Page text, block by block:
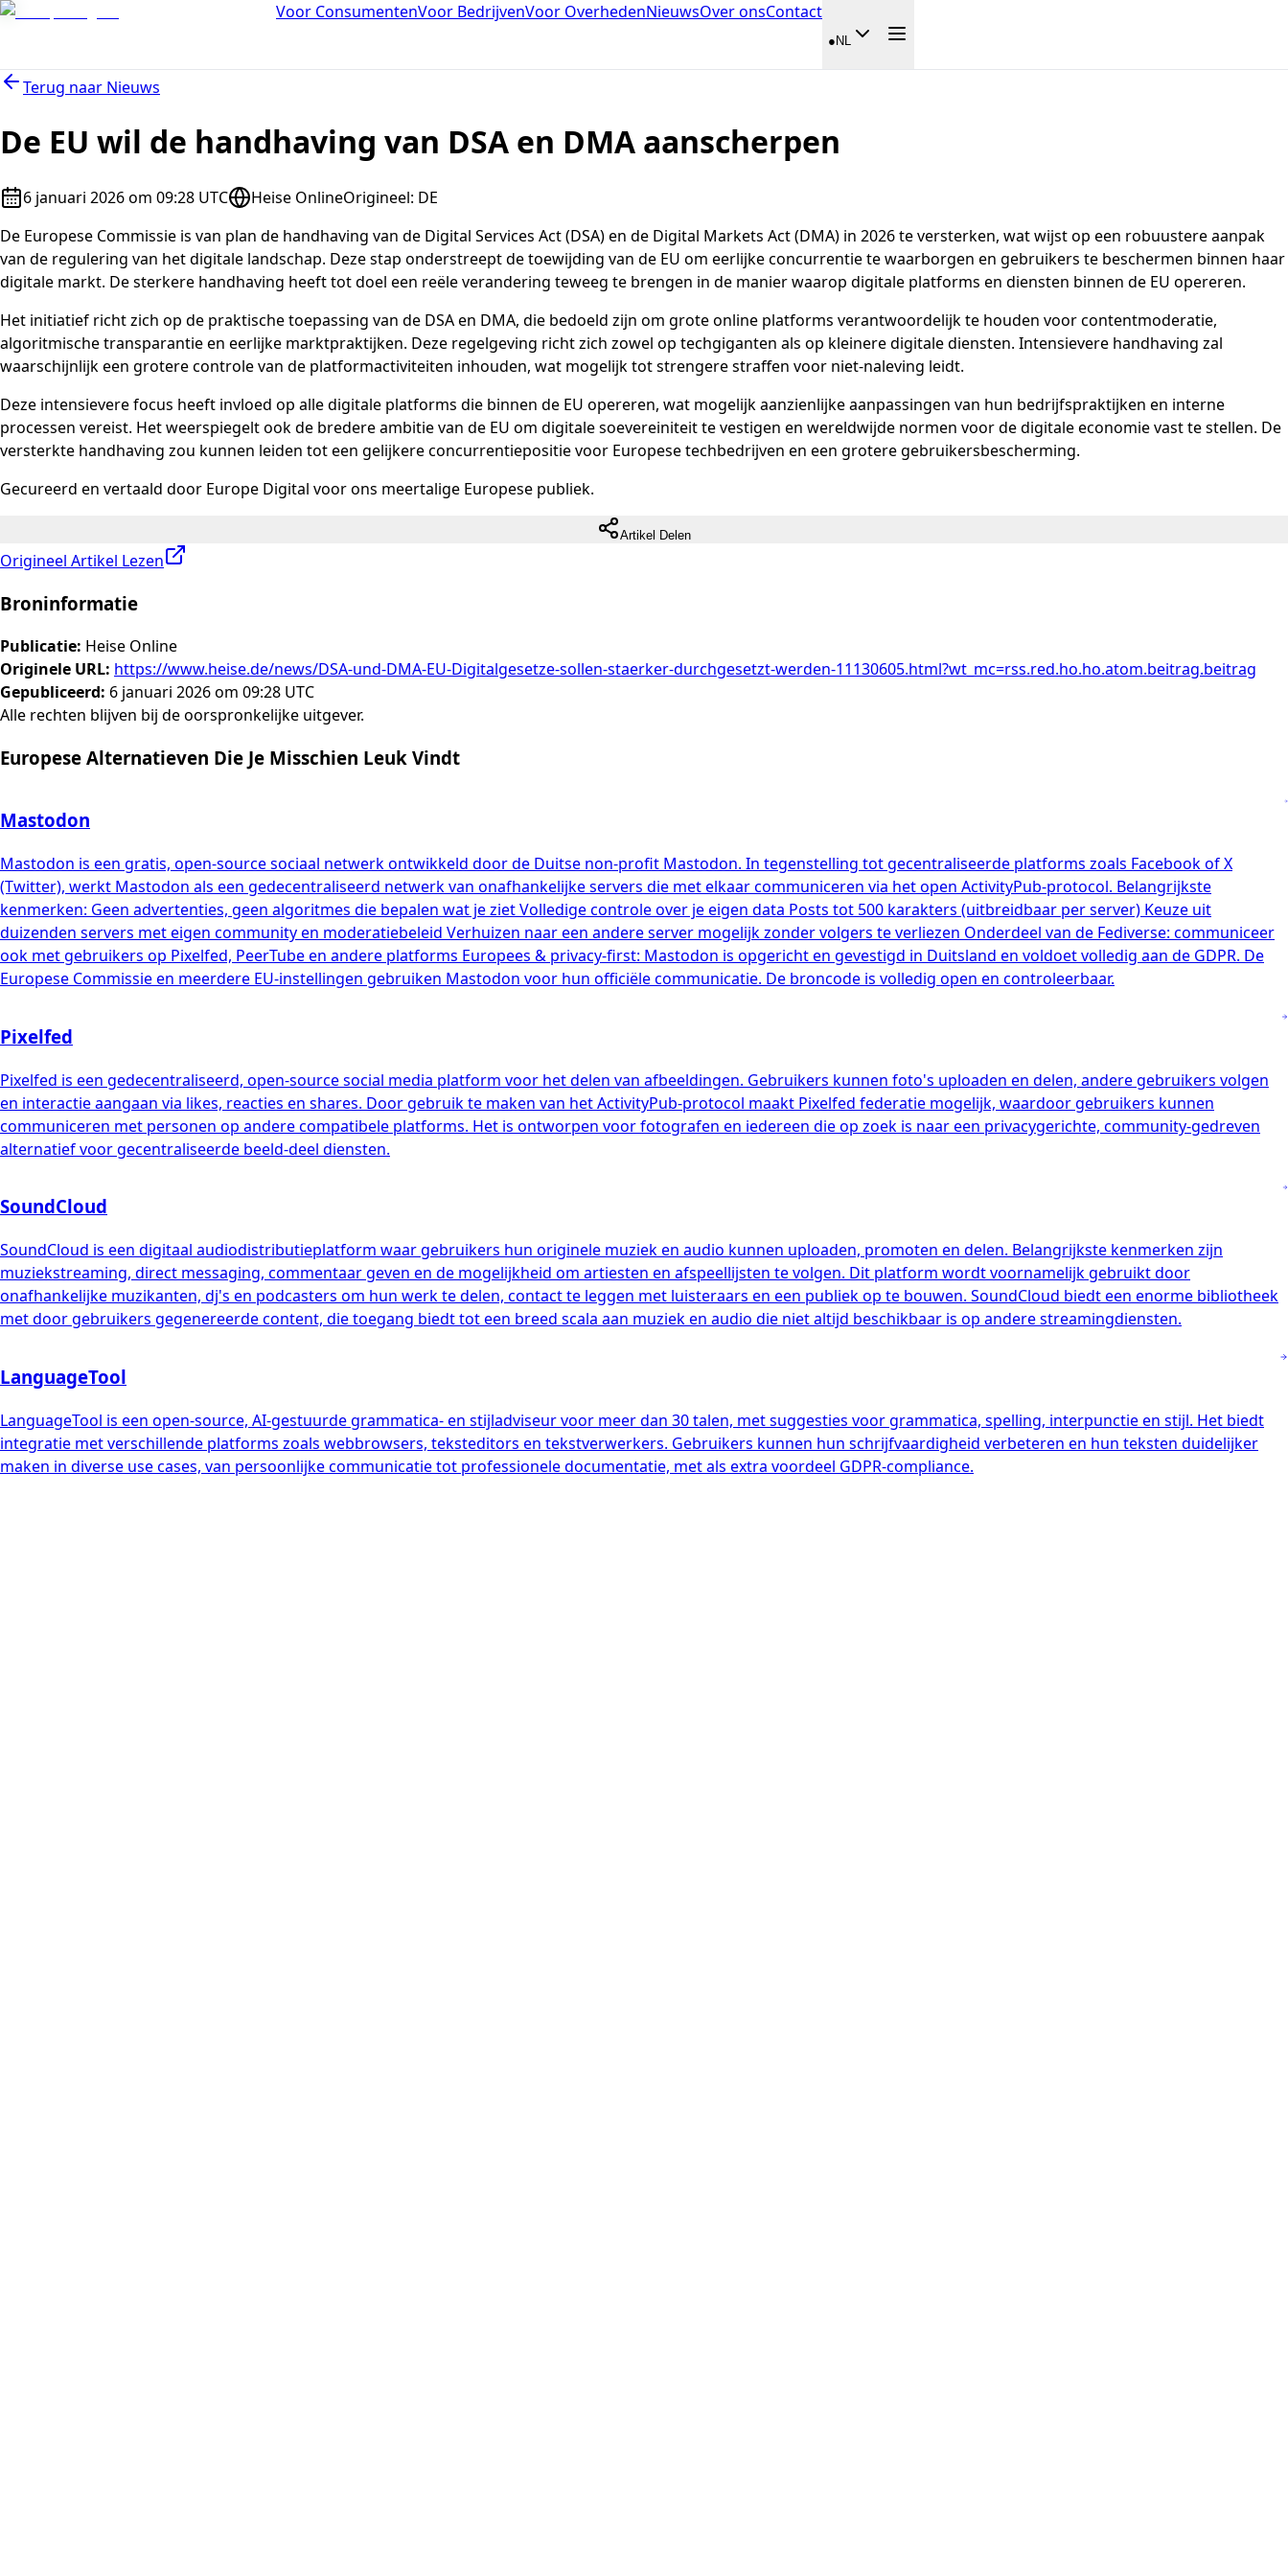
Voor ConsumentenVoor BedrijvenVoor OverhedenNieuwsOver onsContact
●NL
Terug naar Nieuws
De EU wil de handhaving van DSA en DMA aanscherpen
6 januari 2026 om 09:28 UTC Heise OnlineOrigineel: DE
De Europese Commissie is van plan de handhaving van de Digital Services Act (DSA) en de Digital Markets Act (DMA) in 2026 te versterken, wat wijst op een robuustere aanpak
van de regulering van het digitale landschap. Deze stap onderstreept de toewijding van de EU om eerlijke concurrentie te waarborgen en gebruikers te beschermen binnen haar
digitale markt. De sterkere handhaving heeft tot doel een reële verandering teweeg te brengen in de manier waarop digitale platforms en diensten binnen de EU opereren.
Het initiatief richt zich op de praktische toepassing van de DSA en DMA, die bedoeld zijn om grote online platforms verantwoordelijk te houden voor contentmoderatie,
algoritmische transparantie en eerlijke marktpraktijken. Deze regelgeving richt zich zowel op techgiganten als op kleinere digitale diensten. Intensievere handhaving zal
waarschijnlijk een grotere controle van de platformactiviteiten inhouden, wat mogelijk tot strengere straffen voor niet-naleving leidt.
Deze intensievere focus heeft invloed op alle digitale platforms die binnen de EU opereren, wat mogelijk aanzienlijke aanpassingen van hun bedrijfspraktijken en interne
processen vereist. Het weerspiegelt ook de bredere ambitie van de EU om digitale soevereiniteit te vestigen en wereldwijde normen voor de digitale economie vast te stellen. De
versterkte handhaving zou kunnen leiden tot een gelijkere concurrentiepositie voor Europese techbedrijven en een grotere gebruikersbescherming.
Gecureerd en vertaald door Europe Digital voor ons meertalige Europese publiek.
Artikel Delen
Origineel Artikel Lezen
Broninformatie
Publicatie: Heise Online
Originele URL: https://www.heise.de/news/DSA-und-DMA-EU-Digitalgesetze-sollen-staerker-durchgesetzt-werden-11130605.html?wt_mc=rss.red.ho.ho.atom.beitrag.beitrag
Gepubliceerd: 6 januari 2026 om 09:28 UTC
Alle rechten blijven bij de oorspronkelijke uitgever.
Europese Alternatieven Die Je Misschien Leuk Vindt
Mastodon
Mastodon is een gratis, open-source sociaal netwerk ontwikkeld door de Duitse non-profit Mastodon. In tegenstelling tot gecentraliseerde platforms zoals Facebook of X
(Twitter), werkt Mastodon als een gedecentraliseerd netwerk van onafhankelijke servers die met elkaar communiceren via het open ActivityPub-protocol. Belangrijkste
kenmerken: Geen advertenties, geen algoritmes die bepalen wat je ziet Volledige controle over je eigen data Posts tot 500 karakters (uitbreidbaar per server) Keuze uit
duizenden servers met eigen community en moderatiebeleid Verhuizen naar een andere server mogelijk zonder volgers te verliezen Onderdeel van de Fediverse: communiceer
ook met gebruikers op Pixelfed, PeerTube en andere platforms Europees & privacy-first: Mastodon is opgericht en gevestigd in Duitsland en voldoet volledig aan de GDPR. De
Europese Commissie en meerdere EU-instellingen gebruiken Mastodon voor hun officiële communicatie. De broncode is volledig open en controleerbaar.
Pixelfed
Pixelfed is een gedecentraliseerd, open-source social media platform voor het delen van afbeeldingen. Gebruikers kunnen foto's uploaden en delen, andere gebruikers volgen
en interactie aangaan via likes, reacties en shares. Door gebruik te maken van het ActivityPub-protocol maakt Pixelfed federatie mogelijk, waardoor gebruikers kunnen
communiceren met personen op andere compatibele platforms. Het is ontworpen voor fotografen en iedereen die op zoek is naar een privacygerichte, community-gedreven
alternatief voor gecentraliseerde beeld-deel diensten.
SoundCloud
SoundCloud is een digitaal audiodistributieplatform waar gebruikers hun originele muziek en audio kunnen uploaden, promoten en delen. Belangrijkste kenmerken zijn
muziekstreaming, direct messaging, commentaar geven en de mogelijkheid om artiesten en afspeellijsten te volgen. Dit platform wordt voornamelijk gebruikt door
onafhankelijke muzikanten, dj's en podcasters om hun werk te delen, contact te leggen met luisteraars en een publiek op te bouwen. SoundCloud biedt een enorme bibliotheek
met door gebruikers gegenereerde content, die toegang biedt tot een breed scala aan muziek en audio die niet altijd beschikbaar is op andere streamingdiensten.
LanguageTool
LanguageTool is een open-source, AI-gestuurde grammatica- en stijladviseur voor meer dan 30 talen, met suggesties voor grammatica, spelling, interpunctie en stijl. Het biedt
integratie met verschillende platforms zoals webbrowsers, teksteditors en tekstverwerkers. Gebruikers kunnen hun schrijfvaardigheid verbeteren en hun teksten duidelijker
maken in diverse use cases, van persoonlijke communicatie tot professionele documentatie, met als extra voordeel GDPR-compliance.